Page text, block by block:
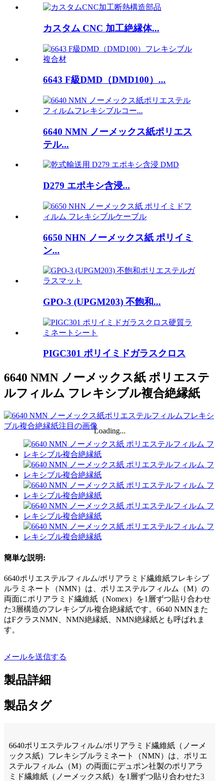
カスタム CNC 加工絶縁体...
6643 F級DMD（DMD100）...
6640 NMN ノーメックス紙ポリエス
テル...
D279 エポキシ含浸...
6650 NHN ノーメックス紙 ポリイミ
ン...
GPO-3 (UPGM203) 不飽和...
PIGC301 ポリイミドガラスクロス
6640 NMN ノーメックス紙 ポリエステ
ルフィルム フレキシブル複合絶縁紙
Loading...
簡単な説明:
6640ポリエステルフィルム/ポリアラミド繊維紙フレキシブ
ルラミネート（NMN）は、ポリエステルフィルム（M）の
両面にポリアラミド繊維紙（Nomex）を1層ずつ貼り合わせ
た3層構造のフレキシブル複合絶縁紙です。6640 NMNまた
はFクラスNMN、NMN絶縁紙、NMN絶縁紙とも呼ばれま
す。
メールを送信する
製品詳細
製品タグ
6640ポリエステルフィルム/ポリアラミド繊維紙（ノーメ
ックス紙）フレキシブルラミネート（NMN）は、ポリエ
ステルフィルム（M）の両面にデュポン社製のポリアラ
ミド繊維紙（ノーメックス紙）を1層ずつ貼り合わせた3